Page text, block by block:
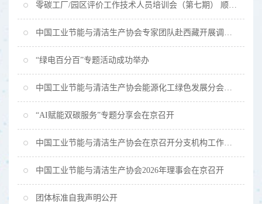
零碳工厂/园区评价工作技术人员培训会（第七期） 顺利召开
中国工业节能与清洁生产协会专家团队赴西藏开展调研与座谈交流
“绿电百分百”专题活动成功举办
中国工业节能与清洁生产协会能源化工绿色发展分会成立大会暨能源化工行业绿色低碳升级技术交流会成功举办
“AI赋能双碳服务”专题分享会在京召开
中国工业节能与清洁生产协会在京召开分支机构工作会议
中国工业节能与清洁生产协会2026年理事会在京召开
团体标准自我声明公开